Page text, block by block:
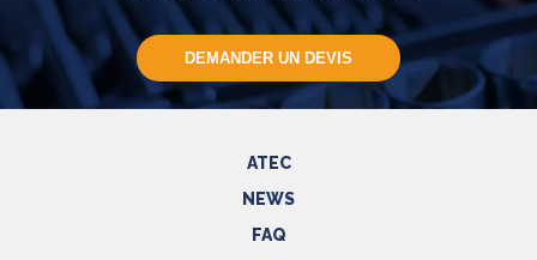
DEMANDER UN DEVIS
ATEC
NEWS
FAQ